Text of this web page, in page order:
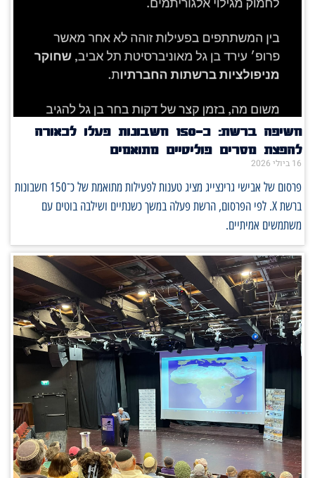
חשיפה ברשת: כ־150 חשבונות פעלו לכאורה
להפצת מסרים פוליטיים מתואמים
16 ביולי 2026
פרסום של אבישי גרינצייג מציג טענות לפעילות מתואמת של כ־150 חשבונות
ברשת X. לפי הפרסום, הרשת פעלה במשך כשנתיים ושילבה בוטים עם
משתמשים אמיתיים.